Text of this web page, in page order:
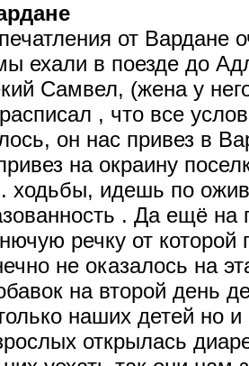
от Вардане
ехали в поезде до
Самвел, (жена у
, что все
он нас привез в
на окраину
ходьбы, идешь по
. Да ещё на
речку от которой
не оказалось на
на второй день
наших детей но
открылась